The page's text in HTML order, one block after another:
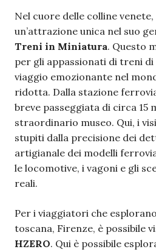
Nel cuore delle colline
un’attrazione unica nel suo
Treni in Miniatura. Questo
per gli appassionati di treni
viaggio emozionante nel
ridotta. Dalla stazione
breve passeggiata di circa 15
straordinario museo. Qui, i
stupiti dalla precisione dei
artigianale dei modelli
le locomotive, i vagoni e gli
reali.
Per i viaggiatori che
toscana, Firenze, è possibile
HZERO. Qui è possibile